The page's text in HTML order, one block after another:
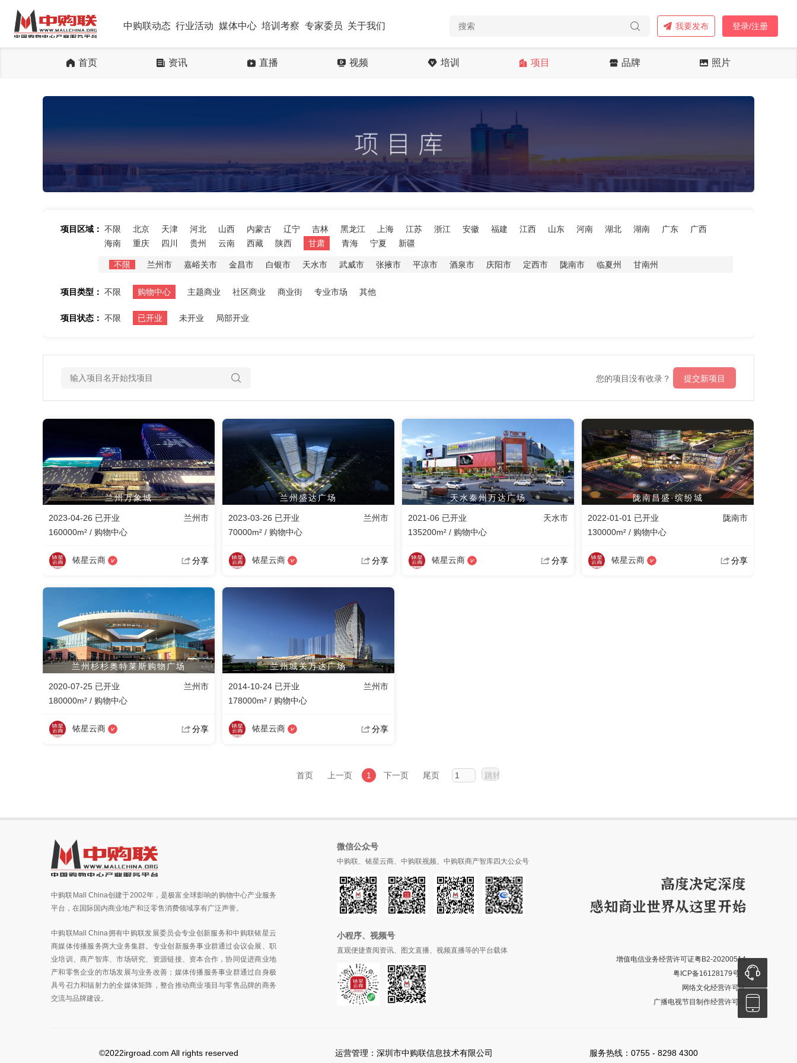
中购联动态 行业活动 媒体中心 培训考察 专家委员 关于我们 我要发布 登录/注册
首页 资讯 直播 视频 培训 项目 品牌 照片
项目区域： 不限 北京 天津 河北 山西 内蒙古 辽宁 吉林 黑龙江 上海 江苏 浙江 安徽 福建 江西 山东 河南 湖北 湖南 广东
广西
海南
重庆 四川 贵州 云南 西藏 陕西 甘肃 青海 宁夏 新疆
不限 兰州市 嘉峪关市 金昌市 白银市 天水市 武威市 张掖市 平凉市 酒泉市 庆阳市 定西市 陇南市 临夏州 甘南州
项目类型： 不限 购物中心 主题商业 社区商业 商业街 专业市场 其他
项目状态： 不限 已开业 未开业 局部开业
您的项目没有收录？ 提交新项目
兰州万象城
2023-04-26 已开业
兰州市
160000m² / 购物中心
铱星云商 分享
兰州盛达广场
2023-03-26 已开业
兰州市
70000m² / 购物中心
铱星云商 分享
天水秦州万达广场
2021-06 已开业
天水市
135200m² / 购物中心
铱星云商 分享
陇南昌盛·缤纷城
2022-01-01 已开业
陇南市
130000m² / 购物中心
铱星云商 分享
兰州杉杉奥特莱斯购物广场
2020-07-25 已开业
兰州市
180000m² / 购物中心
铱星云商 分享
兰州城关万达广场
2014-10-24 已开业
兰州市
178000m² / 购物中心
铱星云商 分享
首页 上一页 1 下一页 尾页
中购联Mall China创建于2002年，是极富全球影响的购物中心产业服务
平台，在国际国内商业地产和泛零售消费领域享有广泛声誉。
中购联Mall China拥有中购联发展委员会专业创新服务和中购联铱星云
商媒体传播服务两大业务集群。专业创新服务事业群通过会议会展、职
业培训、商产智库、市场研究、资源链接、资本合作，协同促进商业地
产和零售企业的市场发展与业务改善；媒体传播服务事业群通过自身极
具号召力和辐射力的全媒体矩阵，整合推动商业项目与零售品牌的商务
交流与品牌建设。
微信公众号
中购联、铱星云商、中购联视频、中购联商产智库四大公众号
小程序、视频号
直观便捷查阅资讯、图文直播、视频直播等的平台载体
增值电信业务经营许可证粤B2-20200514
粤ICP备16128179号-1
网络文化经营许可证
广播电视节目制作经营许可证
©2022irgroad.com All rights reserved 运营管理：深圳市中购联信息技术有限公司 服务热线：0755 - 8298 4300

